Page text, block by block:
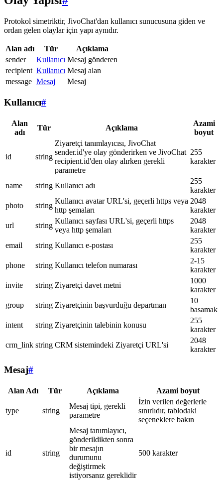
Protokol simetriktir, JivoChat'dan kullanıcı sunucusuna giden ve
ordan gelen olaylar için yapı aynıdır.
Alan adı Tür
Açıklama
sender
Kullanıcı Mesaj gönderen
recipient Kullanıcı Mesaj alan
message Mesaj Mesaj
Kullanıcı#
Alan
adı
Tür Açıklama
Azami
boyut
id string
Ziyaretçi tanımlayıcısı, JivoChat
sender.id'ye olay gönderirken ve JivoChat
recipient.id'den olay alırken gerekli
parametre
255
karakter
name string Kullanıcı adı
255
karakter
photo
string
Kullanıcı avatar URL'si, geçerli https veya
http şemaları
2048
karakter
url
string
Kullanıcı sayfası URL'si, geçerli https
veya http şemaları
2048
karakter
email
string Kullanıcı e-postası
255
karakter
phone
string Kullanıcı telefon numarası
2-15
karakter
invite
string Ziyaretçi davet metni
1000
karakter
group
string Ziyaretçinin başvurduğu departman
10
basamak
intent
string Ziyaretçinin talebinin konusu
255
karakter
crm_link string CRM sistemindeki Ziyaretçi URL'si
2048
karakter
Mesaj#
Alan Adı Tür Açıklama Azami boyut
type string
Mesaj tipi, gerekli
parametre
İzin verilen değerlerle
sınırlıdır, tablodaki
seçeneklere bakın
id string
Mesaj tanımlayıcı,
gönderildikten sonra
bir mesajın
durumunu
değiştirmek
istiyorsanız gereklidir
500 karakter